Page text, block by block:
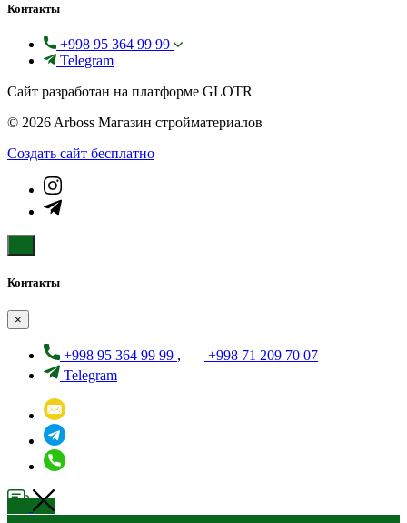
Контакты
+998 95 364 99 99
Telegram
Сайт разработан на платформе GLOTR
© 2026 Arboss Магазин стройматериалов
Создать cайт бесплатно
Контакты
×
+998 95 364 99 99 ,
+998 71 209 70 07
Telegram